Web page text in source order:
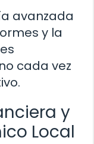
avanzada
y la
cada vez
y
Local